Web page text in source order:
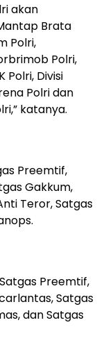
akan
Brata
Polri,
Polri,
Polri, Divisi
Polri dan
katanya.
Preemtif,
Gakkum,
Teror, Satgas
Preemtif,
Satgas
dan Satgas